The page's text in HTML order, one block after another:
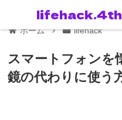
ホーム lifehack
スマートフォンを
鏡の代わりに使う